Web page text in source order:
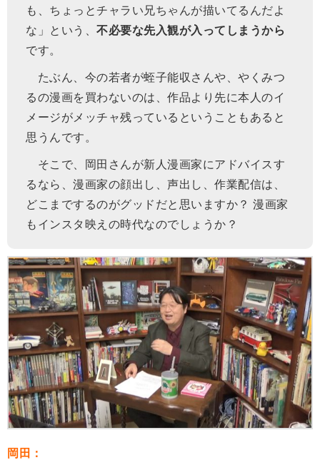
も、ちょっとチャラい兄ちゃんが描いてるんだよ
な」という、 不必要な先入観が入ってしまうから
です。
たぶん、今の若者が蛭子能収さんや、やくみつ
るの漫画を買わないのは、作品より先に本人のイ
メージがメッチャ残っているということもあると
思うんです。
そこで、岡田さんが新人漫画家にアドバイスす
るなら、漫画家の顔出し、声出し、作業配信は、
どこまでするのがグッドだと思いますか？ 漫画家
もインスタ映えの時代なのでしょうか？
岡田：